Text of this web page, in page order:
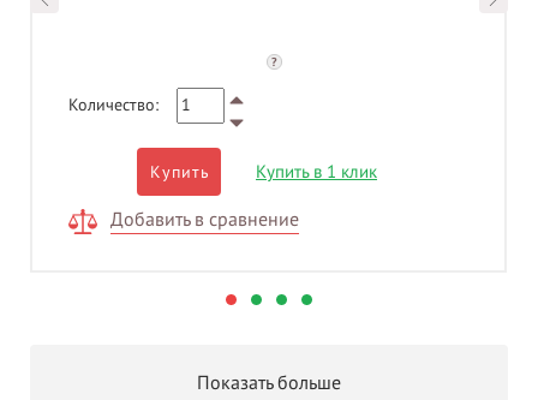
?
Количество:
Купить Купить в 1 клик
Добавить в сравнение
Показать больше